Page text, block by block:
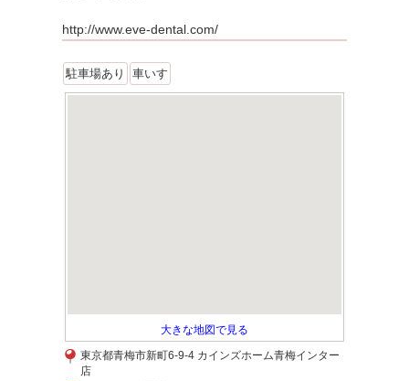
http://www.eve-dental.com/
駐車場あり 車いす
大きな地図で見る
東京都青梅市新町6-9-4 カインズホーム青梅インター
店